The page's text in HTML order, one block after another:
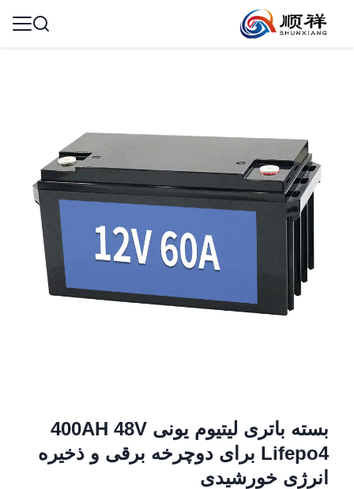
بسته باتری لیتیوم یونی 400AH 48V
Lifepo4 برای دوچرخه برقی و ذخیره
انرژی خورشیدی